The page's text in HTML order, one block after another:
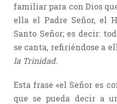
familiar para con Dios
ella el Padre Señor, el
Santo Señor; es decir:
se canta, refiriéndose a
la Trinidad.
Esta frase «el Señor es
que se pueda decir a